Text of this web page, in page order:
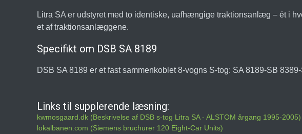
Litra SA er udstyret med to identiske, uafhængige traktionsanlæg – ét i
et af traktionsanlæggene.
Specifikt om DSB SA 8189
DSB SA 8189 er et fast sammenkoblet 8-vogns S-tog: SA 8189-SB
Links til supplerende læsning:
kwmosgaard.dk (Beskrivelse af DSB s-tog Litra SA - ALSTOM årgang 1995-2005)
lokalbanen.com (Siemens bruchurer 120 Eight-Car Units)